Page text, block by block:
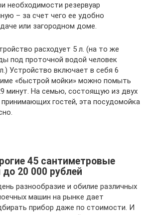
необходимости резервуар
– за счет чего ее удобно
или загородном доме.
расходует 5 л. (на то же
под проточной водой человек
Устройство включает в себя 6
«быстрой мойки» можно помыть
минут. На семью, состоящую из двух
принимающих гостей, эта посудомойка
45 сантиметровые
20 000 рублей
разнообразие и обилие различных
машин на рынке дает
прибор даже по стоимости. И